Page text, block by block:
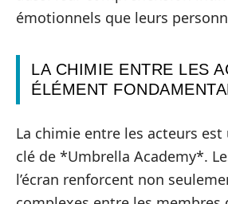
émotionnels que leurs
LA CHIMIE ENTRE LES
ÉLÉMENT
La chimie entre les acteurs
clé de *Umbrella Academy*.
l’écran renforcent non